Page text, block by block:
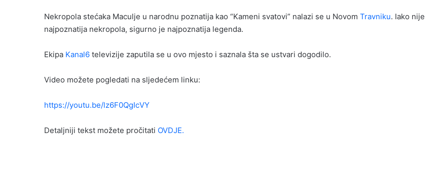
Nekropola stećaka Maculje u narodnu poznatija kao “Kameni svatovi” nalazi se u Novom Travniku. Iako nije
najpoznatija nekropola, sigurno je najpoznatija legenda.
Ekipa Kanal6 televizije zaputila se u ovo mjesto i saznala šta se ustvari dogodilo.
Video možete pogledati na sljedećem linku:
https://youtu.be/lz6F0QgIcVY
Detaljniji tekst možete pročitati OVDJE.